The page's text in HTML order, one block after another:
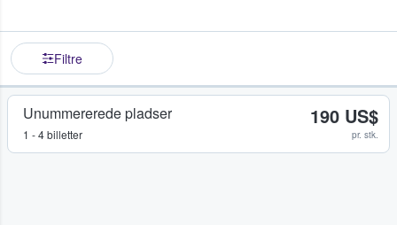
Filtre
Unummererede pladser
1 - 4 billetter
190 US$
pr. stk.